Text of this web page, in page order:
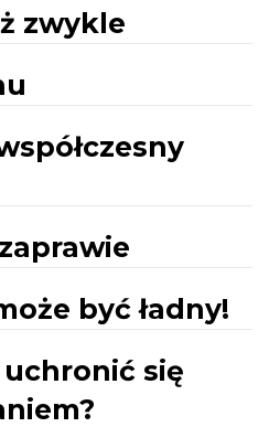
zwykle
być ładny!
się